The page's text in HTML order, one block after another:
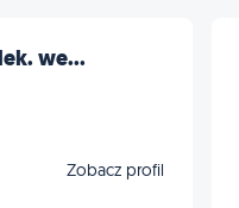
we...
Zobacz profil